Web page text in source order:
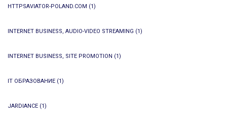
HTTPSAVIATOR-POLAND.COM (1)
INTERNET BUSINESS, AUDIO-VIDEO STREAMING (1)
INTERNET BUSINESS, SITE PROMOTION (1)
IT ОБРАЗОВАНИЕ (1)
JARDIANCE (1)